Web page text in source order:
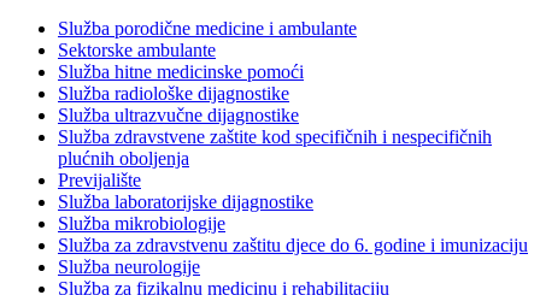
Služba porodične medicine i ambulante
Sektorske ambulante
Služba hitne medicinske pomoći
Služba radiološke dijagnostike
Služba ultrazvučne dijagnostike
Služba zdravstvene zaštite kod specifičnih i nespecifičnih
plućnih oboljenja
Previjalište
Služba laboratorijske dijagnostike
Služba mikrobiologije
Služba za zdravstvenu zaštitu djece do 6. godine i imunizaciju
Služba neurologije
Služba za fizikalnu medicinu i rehabilitaciju